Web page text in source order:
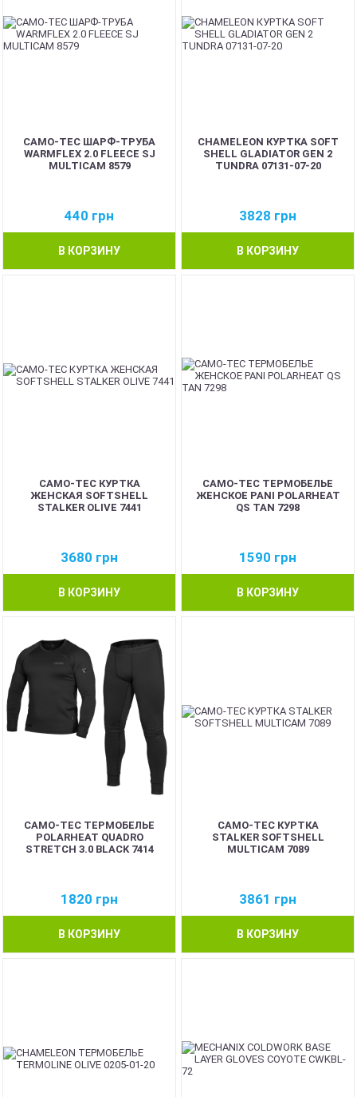
CAMO-TEC ШАРФ-ТРУБА
WARMFLEX 2.0 FLEECE SJ
MULTICAM 8579
440 грн
В КОРЗИНУ
CHAMELEON КУРТКА SOFT
SHELL GLADIATOR GEN 2
TUNDRA 07131-07-20
3828 грн
В КОРЗИНУ
CAMO-TEC КУРТКА
ЖЕНСКАЯ SOFTSHELL
STALKER OLIVE 7441
3680 грн
В КОРЗИНУ
CAMO-TEC ТЕРМОБЕЛЬЕ
ЖЕНСКОЕ PANI POLARHEAT
QS TAN 7298
1590 грн
В КОРЗИНУ
CAMO-TEC ТЕРМОБЕЛЬЕ
POLARHEAT QUADRO
STRETCH 3.0 BLACK 7414
1820 грн
В КОРЗИНУ
CAMO-TEC КУРТКА
STALKER SOFTSHELL
MULTICAM 7089
3861 грн
В КОРЗИНУ